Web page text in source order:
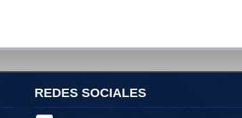
REDES SOCIALES